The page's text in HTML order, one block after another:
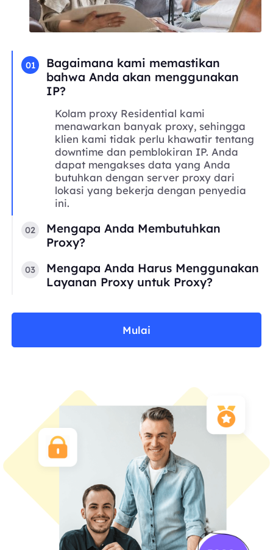
01
Bagaimana kami memastikan
bahwa Anda akan menggunakan
IP?
Kolam proxy Residential kami
menawarkan banyak proxy, sehingga
klien kami tidak perlu khawatir tentang
downtime dan pemblokiran IP. Anda
dapat mengakses data yang Anda
butuhkan dengan server proxy dari
lokasi yang bekerja dengan penyedia
ini.
02
Mengapa Anda Membutuhkan
Proxy?
03
Mengapa Anda Harus Menggunakan
Layanan Proxy untuk Proxy?
Mulai